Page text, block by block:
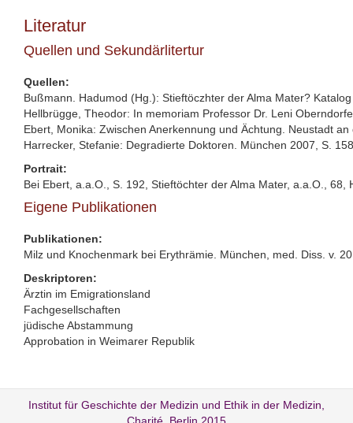
Literatur
Quellen und Sekundärlitertur
Quellen:
Bußmann. Hadumod (Hg.): Stieftöczhter der Alma Mater?
Hellbrügge, Theodor: In memoriam Professor Dr. Leni
Ebert, Monika: Zwischen Anerkennung und Ächtung. Neustadt
Harrecker, Stefanie: Degradierte Doktoren. München 2007, S.
Portrait:
Bei Ebert, a.a.O., S. 192, Stieftöchter der Alma Mater, a.a.O.,
Eigene Publikationen
Publikationen:
Milz und Knochenmark bei Erythrämie. München, med. Diss. v.
Deskriptoren:
Ärztin im Emigrationsland
Fachgesellschaften
jüdische Abstammung
Approbation in Weimarer Republik
Institut für Geschichte der Medizin und Ethik in der Medizin,